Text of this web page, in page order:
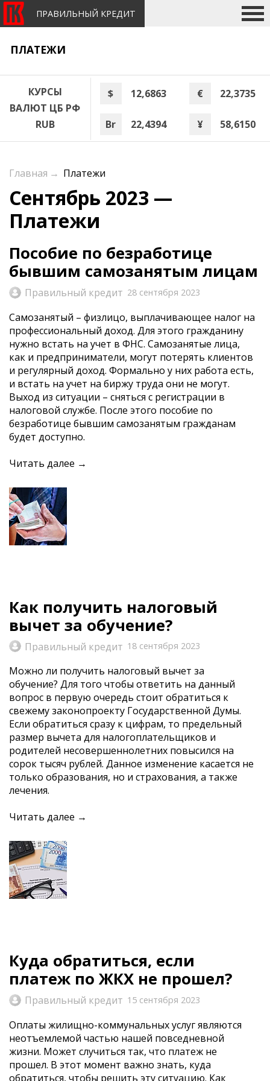
ПРАВИЛЬНЫЙ КРЕДИТ
ПЛАТЕЖИ
КУРСЫ
ВАЛЮТ ЦБ РФ
RUB
$ 12,6863 € 22,3735
Br 22,4394 ¥ 58,6150
Главная → Платежи
Сентябрь 2023 —
Платежи
Пособие по безработице
бывшим самозанятым лицам
Правильный кредит 28 сентября 2023
Самозанятый – физлицо, выплачивающее налог на
профессиональный доход. Для этого гражданину
нужно встать на учет в ФНС. Самозанятые лица,
как и предприниматели, могут потерять клиентов
и регулярный доход. Формально у них работа есть,
и встать на учет на биржу труда они не могут.
Выход из ситуации – сняться с регистрации в
налоговой службе. После этого пособие по
безработице бывшим самозанятым гражданам
будет доступно.
Читать далее →
Как получить налоговый
вычет за обучение?
Правильный кредит 18 сентября 2023
Можно ли получить налоговый вычет за
обучение? Для того чтобы ответить на данный
вопрос в первую очередь стоит обратиться к
свежему законопроекту Государственной Думы.
Если обратиться сразу к цифрам, то предельный
размер вычета для налогоплательщиков и
родителей несовершеннолетних повысился на
сорок тысяч рублей. Данное изменение касается не
только образования, но и страхования, а также
лечения.
Читать далее →
Куда обратиться, если
платеж по ЖКХ не прошел?
Правильный кредит 15 сентября 2023
Оплаты жилищно-коммунальных услуг являются
неотъемлемой частью нашей повседневной
жизни. Может случиться так, что платеж не
прошел. В этот момент важно знать, куда
обратиться, чтобы решить эту ситуацию. Как